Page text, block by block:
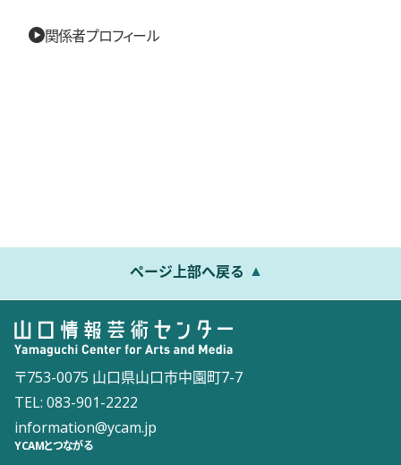
関係者プロフィール
ページ上部へ戻る
〒753-0075 山口県山口市中園町7-7
TEL: 083-901-2222
information@ycam.jp
YCAMとつながる